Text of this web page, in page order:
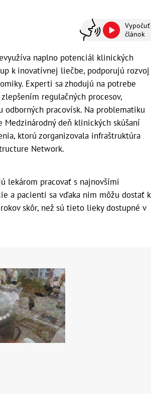
Vypočuť
článok
naplno potenciál klinických
k inovatívnej liečbe, podporujú rozvoj
Experti sa zhodujú na potrebe
regulačných procesov,
pracovísk. Na problematiku
deň klinických skúšaní
ktorú zorganizovala infraštruktúra
Network.
lekárom pracovať s najnovšími
a pacienti sa vďaka nim môžu dostať k
skôr, než sú tieto lieky dostupné v